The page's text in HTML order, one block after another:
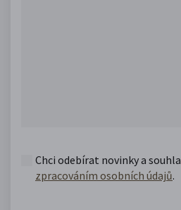
Chci odebírat novinky a
zpracováním osobních údajů.